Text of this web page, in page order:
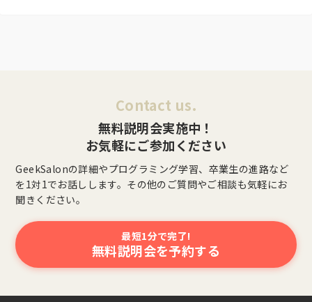
Contact us.
無料説明会実施中！
お気軽にご参加ください
GeekSalonの詳細やプログラミング学習、卒業生の進路など
を1対1でお話しします。その他のご質問やご相談も気軽にお
聞きください。
最短1分で完了!
無料説明会を予約する